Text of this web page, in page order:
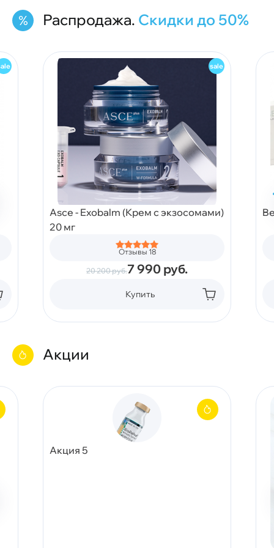
Распродажа. Скидки до 50%
Asce - Exobalm (Крем с экзосомами)
20 мг
Отзывы 18
20 200руб.7 990 руб.
Купить
Акции
Акция 5